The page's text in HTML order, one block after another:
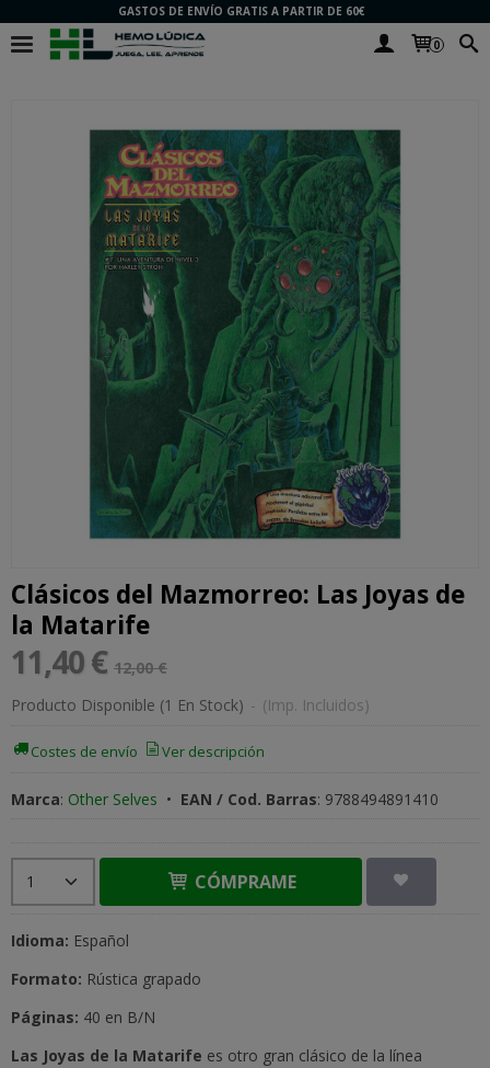
GASTOS DE ENVÍO GRATIS A PARTIR DE 60€
0
Clásicos del Mazmorreo: Las Joyas de
la Matarife
11,40 € 12,00 €
Producto Disponible (1 En Stock) - (Imp. Incluidos)
Costes de envío Ver descripción
Marca: Other Selves • EAN / Cod. Barras: 9788494891410
CÓMPRAME
Idioma: Español
Formato: Rústica grapado
Páginas: 40 en B/N
Las Joyas de la Matarife es otro gran clásico de la línea